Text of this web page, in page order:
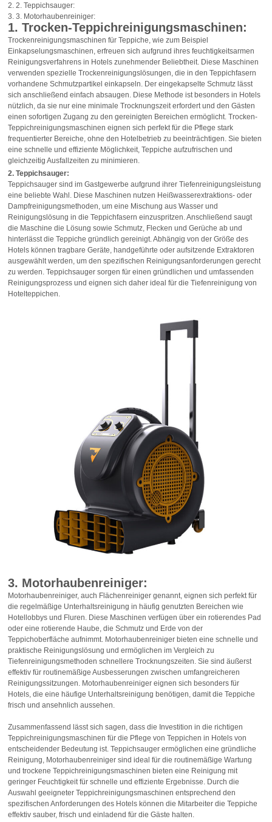
2. Teppichsauger:
3. Motorhaubenreiniger:
1. Trocken-Teppichreinigungsmaschinen:
Trockenreinigungsmaschinen für Teppiche, wie zum Beispiel
Einkapselungsmaschinen, erfreuen sich aufgrund ihres feuchtigkeitsarmen
Reinigungsverfahrens in Hotels zunehmender Beliebtheit. Diese Maschinen
verwenden spezielle Trockenreinigungslösungen, die in den Teppichfasern
vorhandene Schmutzpartikel einkapseln. Der eingekapselte Schmutz lässt
sich anschließend einfach absaugen. Diese Methode ist besonders in Hotels
nützlich, da sie nur eine minimale Trocknungszeit erfordert und den Gästen
einen sofortigen Zugang zu den gereinigten Bereichen ermöglicht. Trocken-
Teppichreinigungsmaschinen eignen sich perfekt für die Pflege stark
frequentierter Bereiche, ohne den Hotelbetrieb zu beeinträchtigen. Sie bieten
eine schnelle und effiziente Möglichkeit, Teppiche aufzufrischen und
gleichzeitig Ausfallzeiten zu minimieren.
2. Teppichsauger:
Teppichsauger sind im Gastgewerbe aufgrund ihrer Tiefenreinigungsleistung
eine beliebte Wahl. Diese Maschinen nutzen Heißwasserextraktions- oder
Dampfreinigungsmethoden, um eine Mischung aus Wasser und
Reinigungslösung in die Teppichfasern einzuspritzen. Anschließend saugt
die Maschine die Lösung sowie Schmutz, Flecken und Gerüche ab und
hinterlässt die Teppiche gründlich gereinigt. Abhängig von der Größe des
Hotels können tragbare Geräte, handgeführte oder aufsitzende Extraktoren
ausgewählt werden, um den spezifischen Reinigungsanforderungen gerecht
zu werden. Teppichsauger sorgen für einen gründlichen und umfassenden
Reinigungsprozess und eignen sich daher ideal für die Tiefenreinigung von
Hotelteppichen.
3. Motorhaubenreiniger:
Motorhaubenreiniger, auch Flächenreiniger genannt, eignen sich perfekt für
die regelmäßige Unterhaltsreinigung in häufig genutzten Bereichen wie
Hotellobbys und Fluren. Diese Maschinen verfügen über ein rotierendes Pad
oder eine rotierende Haube, die Schmutz und Erde von der
Teppichoberfläche aufnimmt. Motorhaubenreiniger bieten eine schnelle und
praktische Reinigungslösung und ermöglichen im Vergleich zu
Tiefenreinigungsmethoden schnellere Trocknungszeiten. Sie sind äußerst
effektiv für routinemäßige Ausbesserungen zwischen umfangreicheren
Reinigungssitzungen. Motorhaubenreiniger eignen sich besonders für
Hotels, die eine häufige Unterhaltsreinigung benötigen, damit die Teppiche
frisch und ansehnlich aussehen.
Zusammenfassend lässt sich sagen, dass die Investition in die richtigen
Teppichreinigungsmaschinen für die Pflege von Teppichen in Hotels von
entscheidender Bedeutung ist. Teppichsauger ermöglichen eine gründliche
Reinigung, Motorhaubenreiniger sind ideal für die routinemäßige Wartung
und trockene Teppichreinigungsmaschinen bieten eine Reinigung mit
geringer Feuchtigkeit für schnelle und effiziente Ergebnisse. Durch die
Auswahl geeigneter Teppichreinigungsmaschinen entsprechend den
spezifischen Anforderungen des Hotels können die Mitarbeiter die Teppiche
effektiv sauber, frisch und einladend für die Gäste halten.